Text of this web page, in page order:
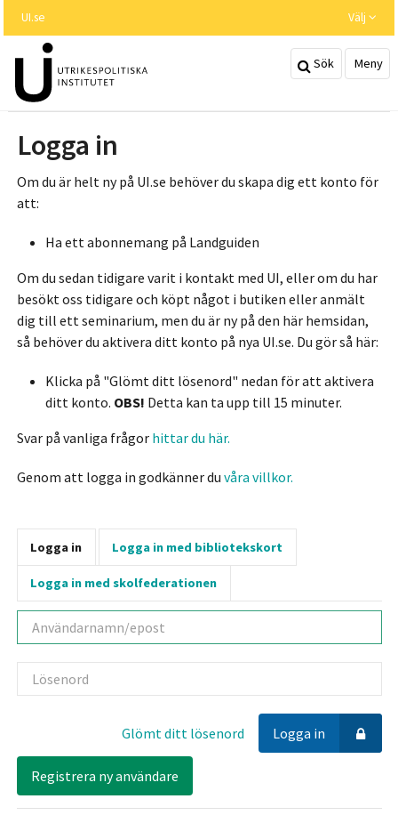
huvudinnehållet
UI.se Välj
Sök Meny
Logga in
Om du är helt ny på UI.se behöver du skapa dig ett konto för
att:
Ha ett abonnemang på Landguiden
Om du sedan tidigare varit i kontakt med UI, eller om du har
besökt oss tidigare och köpt något i butiken eller anmält
dig till ett seminarium, men du är ny på den här hemsidan,
så behöver du aktivera ditt konto på nya UI.se. Du gör så här:
Klicka på "Glömt ditt lösenord" nedan för att aktivera
ditt konto. OBS! Detta kan ta upp till 15 minuter.
Svar på vanliga frågor hittar du här.
Genom att logga in godkänner du våra villkor.
Logga in Logga in med bibliotekskort
Logga in med skolfederationen
Användarnamn
Lösenord
Logga in
Glömt ditt lösenord
Registrera ny användare